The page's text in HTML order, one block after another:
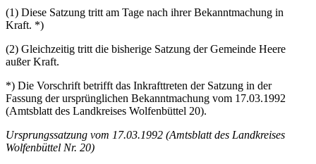
(1) Diese Satzung tritt am Tage nach ihrer Bekanntmachung in
Kraft. *)
(2) Gleichzeitig tritt die bisherige Satzung der Gemeinde Heere
außer Kraft.
*) Die Vorschrift betrifft das Inkrafttreten der Satzung in der
Fassung der ursprünglichen Bekanntmachung vom 17.03.1992
(Amtsblatt des Landkreises Wolfenbüttel 20).
Ursprungssatzung vom 17.03.1992 (Amtsblatt des Landkreises
Wolfenbüttel Nr. 20)